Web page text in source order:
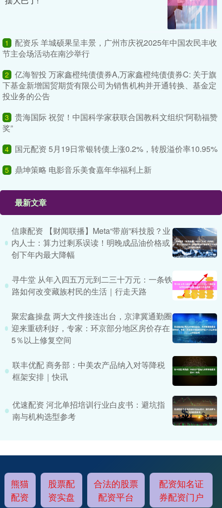
1
配资乐 羊城硕果呈丰景，广州市庆祝2025年中国农民丰收
节主会场活动在南沙举行
2
亿海智投 万家鑫橙纯债债券A,万家鑫橙纯债债券C: 关于旗
下基金新增国贸期货有限公司为销售机构并开通转换、基金定
投业务的公告
3
贵海国际 祝贺！中国科学家获联合国教科文组织“阿勒福赞
奖”
4 国元配资 5月19日常银转债上涨0.2%，转股溢价率10.95%
5 鼎坤策略 电影音乐美食嘉年华福利上新
最新文章
信康配资 【财闻联播】Meta“带崩”科技股？业
内人士：算力过剩系误读！明晚成品油价格或
创下年内最大降幅
寻牛堂 从年入四五万元到二三十万元：一条铁
路如何改变藏族村民的生活｜行走天路
聚宏鑫操盘 两大文件接连出台，京津冀通勤圈
迎来重磅利好，专家：环京部分地区房价存在
5％以上修复空间
联丰优配 商务部：中美农产品纳入对等降税
框架安排｜快讯
优速配资 河北单招培训行业白皮书：避坑指
南与机构选型参考
熊猫
配资
股票配
资实盘
合法的股票
配资平台
配资知名证
券配资门户